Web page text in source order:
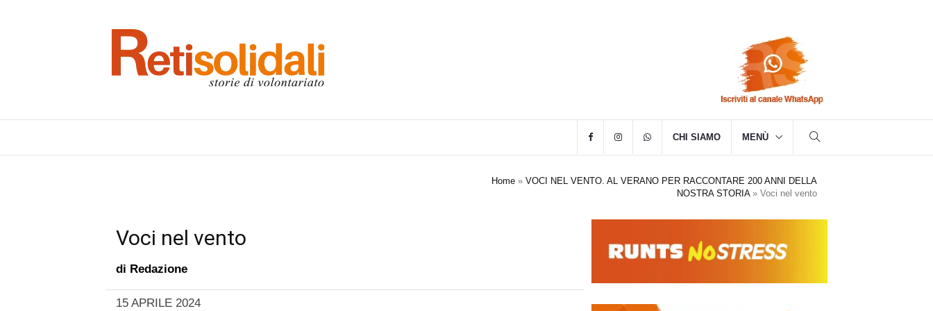
CHI SIAMO MENÙ
Home » VOCI NEL VENTO. AL VERANO PER RACCONTARE 200 ANNI DELLA
NOSTRA STORIA» Voci nel vento
Voci nel vento
di Redazione
15 APRILE 2024